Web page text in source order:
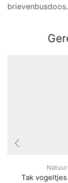
brievenbusdoos.
Natuur
Tak vogeltjes